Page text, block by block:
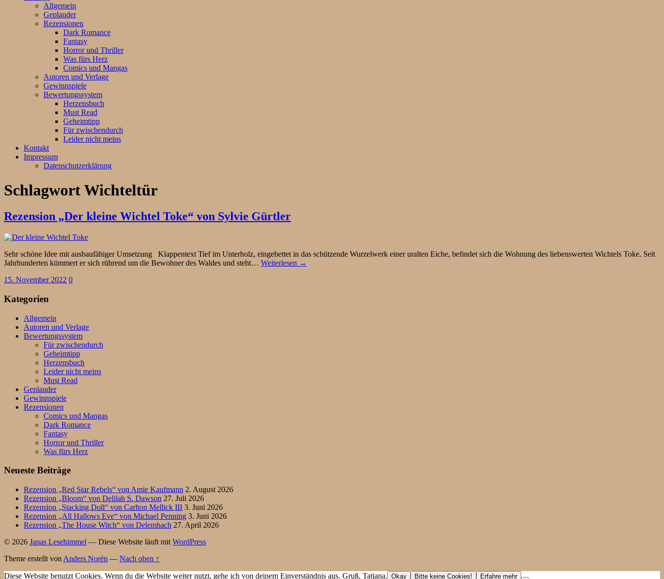
Allgemein
Geplauder
Rezensionen
Dark Romance
Fantasy
Horror und Thriller
Was fürs Herz
Comics und Mangas
Autoren und Verlage
Gewinnspiele
Bewertungssystem
Herzensbuch
Must Read
Geheimtipp
Für zwischendurch
Leider nicht meins
Kontakt
Impressum
Datenschutzerklärung
SchlagwortWichteltür
Rezension „Der kleine Wichtel Toke“ von Sylvie Gürtler
Sehr schöne Idee mit ausbaufähiger Umsetzung Klappentext Tief im Unterholz, eingebettet in das schützende Wurzelwerk einer uralten Eiche, befindet sich die Wohnung des liebenswerten Wichtels Toke. Seit
Jahrhunderten kümmert er sich rührend um die Bewohner des Waldes und steht… Weiterlesen →
15. November 2022 0
Kategorien
Allgemein
Autoren und Verlage
Bewertungssystem
Für zwischendurch
Geheimtipp
Herzensbuch
Leider nicht meins
Must Read
Geplauder
Gewinnspiele
Rezensionen
Comics und Mangas
Dark Romance
Fantasy
Horror und Thriller
Was fürs Herz
Neueste Beiträge
Rezension „Red Star Rebels“ von Amie Kaufmann 2. August 2026
Rezension „Bloom“ von Delilah S. Dawson 27. Juli 2026
Rezension „Stacking Doll“ von Carlton Mellick III 3. Juni 2026
Rezension „All Hallows Eve“ von Michael Penning 3. Juni 2026
Rezension „The House Witch“ von Delemhach 27. April 2026
© 2026 Janas Lesehimmel — Diese Website läuft mit WordPress
Theme erstellt von Anders Norén — Nach oben ↑
Diese Website benutzt Cookies. Wenn du die Website weiter nutzt, gehe ich von deinem Einverständnis aus. Gruß, Tatjana. Okay Bitte keine Cookies! Erfahre mehr